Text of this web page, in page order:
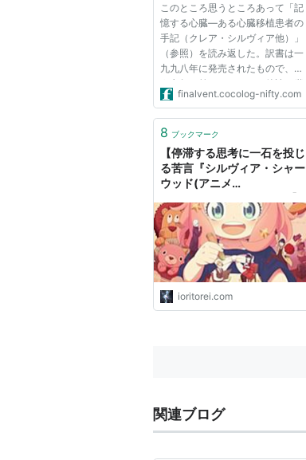
このところ思うところあって「記
憶する心臓―ある心臓移植患者の
手記（クレア・シルヴィア他）」
（参照）を読み返した。訳書は一
九九八年に発売されたもので、も
う七年も前になる。その後読み継
がれているふうもないので事実上
の古書では安価に手に入る。文庫
finalvent.cocolog-nifty.com
8 ブックマーク
【停滞する思考に一石を投じ
る苦言『シルヴィア・シャー
ウッド(アニメ
声にできない本音を言葉
に…。#76 - ioritorei’s blog
ioritorei.com
関連ブログ